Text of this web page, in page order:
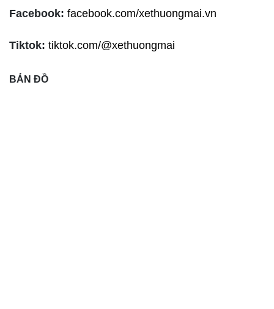
Facebook: facebook.com/xethuongmai.vn
Tiktok: tiktok.com/@xethuongmai
BẢN ĐỒ